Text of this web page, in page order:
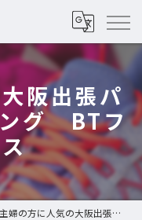
阪出張パ
ング BTフ
主婦の方に人気の大阪出張パーソナルトレーニング BTフィットネス